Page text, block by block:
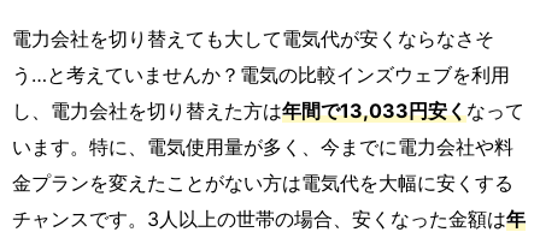
電力会社を切り替えても大して電気代が安くならなさそ
う…と考えていませんか？電気の比較インズウェブを利用
し、電力会社を切り替えた方は年間で13,033円安くなって
います。特に、電気使用量が多く、今までに電力会社や料
金プランを変えたことがない方は電気代を大幅に安くする
チャンスです。3人以上の世帯の場合、安くなった金額は年